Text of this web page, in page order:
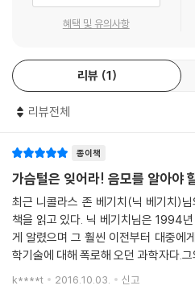
‘마인드컨트롤(mind control)’은 말 그
마음의 평화를 얻는 ‘힐링(healing)’의
내 정신을 마인드컨트롤하는 게 아니라
나를 컨트롤한다면 어떻게 될까. 즉 우
어하고, 강제로 잠들게 하거나 미쳐버
적으로 말하면 우리의 뇌는 누군가에 의
로 전락할 수도 있다. 그리고 눈에 보이
제압하거나 살해할 수 있는 비살상 무
리, 색깔 같은 파장이나 주파수, 그리고
고 특정 타깃이나 불특정 다수에게 정
것이다. 실례로 이미 걸프전 당시 공포
이라크군의 전투력을 상실하게 하기도
이션을 시청하던 600여 명의 어린이가
혜택 및 유의사항
리뷰 1
리뷰전체
종이책
가슴털은 잊어라! 음모를 알아야
최근 니콜라스 존 베기치(닉 베기치)
책을 읽고 있다. 닉 베기치님은 1994
게 알렸으며 그 훨씬 이전부터 대중에
학기술에 대해 폭로해 오던 과학자다.
그 중요성이 소리 높혀질뿐 대중통제를
k****t 2016.10.03. 신고